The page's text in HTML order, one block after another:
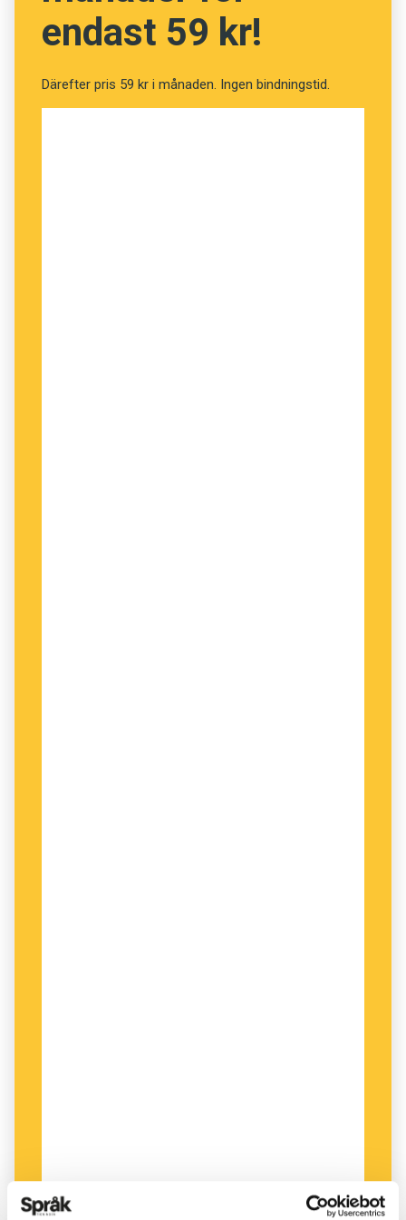
endast 59 kr!
Därefter pris 59 kr i månaden. Ingen bindningstid.